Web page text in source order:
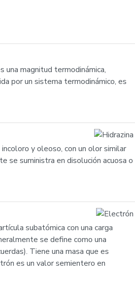
una magnitud termodinámica,
por un sistema termodinámico, es
y oleoso, con un olor similar
se suministra en disolución acuosa o
subatómica con una carga
se define como una
Tiene una masa que es
es un valor semientero en